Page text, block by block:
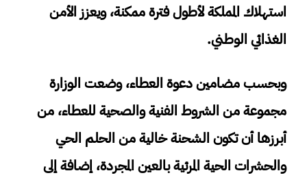
استهلاك المملكة لأطول فترة ممكنة، ويعزز الأمن
الغذائي الوطني.
وبحسب مضامين دعوة العطاء، وضعت الوزارة
مجموعة من الشروط الفنية والصحية للعطاء، من
أبرزها أن تكون الشحنة خالية من الحلم الحي
والحشرات الحية المرئية بالعين المجردة، إضافة إلى